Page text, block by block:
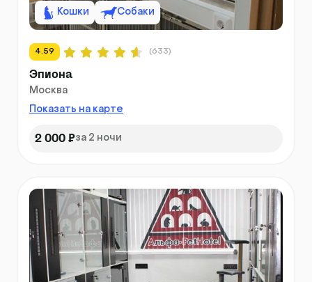
Кошки Собаки
4.59 (633)
Эпиона
Москва
Показать на карте
2 000 ₽за 2 ночи